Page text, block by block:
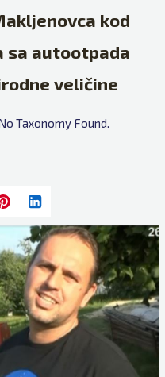
kod
sa autootpada
veličine
Taxonomy Found.